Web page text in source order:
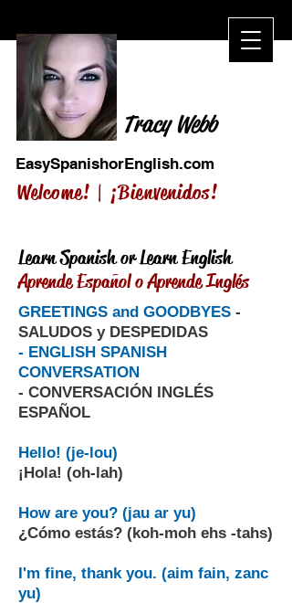
Tracy Webb
EasySpanishorEnglish.com
Welcome! | ¡Bienvenidos!
Learn Spanish or Learn English
Aprende Español o Aprende Inglés
GREETINGS and GOODBYES -
SALUDOS y DESPEDIDAS
- ENGLISH SPANISH
CONVERSATION
- CONVERSACIÓN INGLÉS
ESPAÑOL
Hello! (je-lou)
¡Hola! (oh-lah)
How are you? (jau ar yu)
¿Cómo estás? (koh-moh ehs -tahs)
I'm fine, thank you. (aim fain, zanc
yu)